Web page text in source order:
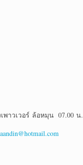
าวเวอร์ ล้อหมุน 07.00 น.